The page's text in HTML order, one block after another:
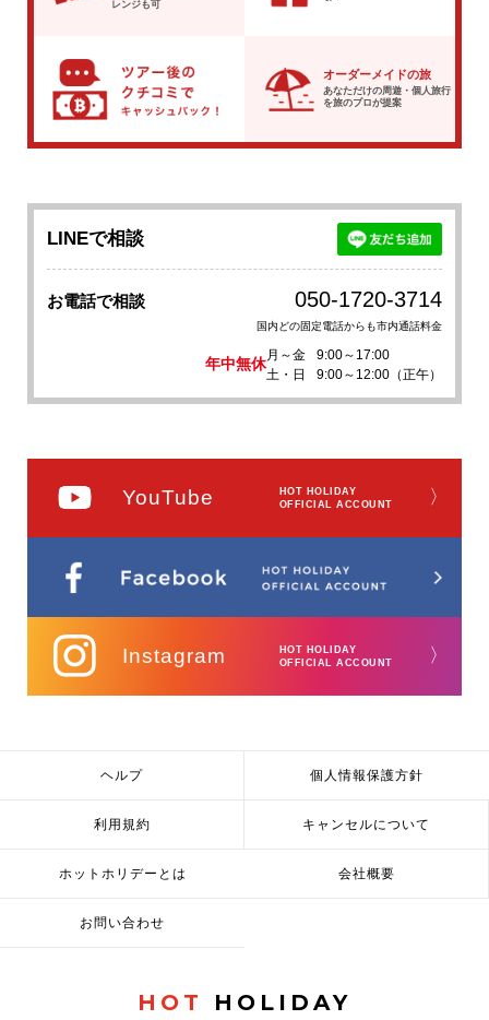
レンジも可
オーダーメイドの旅
あなただけの周遊・個人旅行
を旅のプロが提案
LINEで相談
お電話で相談 050-1720-3714
国内どの固定電話からも市内通話料金
年中無休
月～金
9:00～17:00
土・日
9:00～12:00（正午）
YouTube
HOT HOLIDAY
OFFICIAL ACCOUNT
〉
Instagram
HOT HOLIDAY
OFFICIAL ACCOUNT
〉
ヘルプ 個人情報保護方針
利用規約 キャンセルについて
ホットホリデーとは 会社概要
お問い合わせ
HOT HOLIDAY